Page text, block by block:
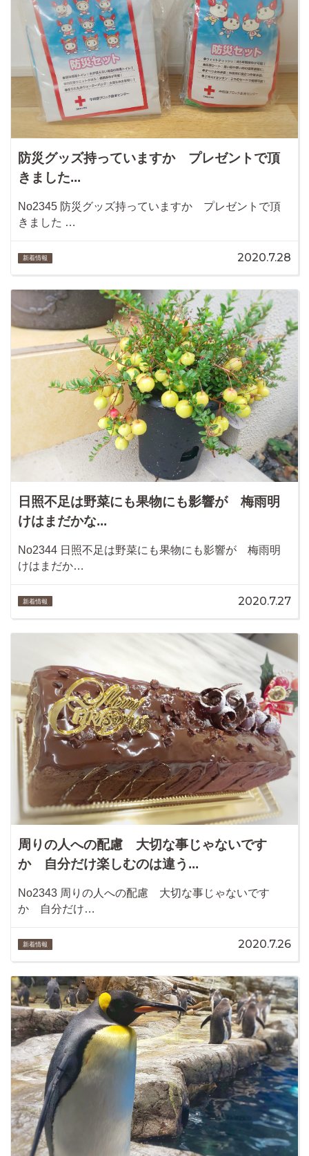
防災グッズ持っていますか プレゼントで頂
きました...
No2345 防災グッズ持っていますか プレゼントで頂
きました …
新着情報 2020.7.28
日照不足は野菜にも果物にも影響が 梅雨明
けはまだかな...
No2344 日照不足は野菜にも果物にも影響が 梅雨明
けはまだか…
新着情報 2020.7.27
周りの人への配慮 大切な事じゃないです
か 自分だけ楽しむのは違う...
No2343 周りの人への配慮 大切な事じゃないです
か 自分だけ…
新着情報 2020.7.26